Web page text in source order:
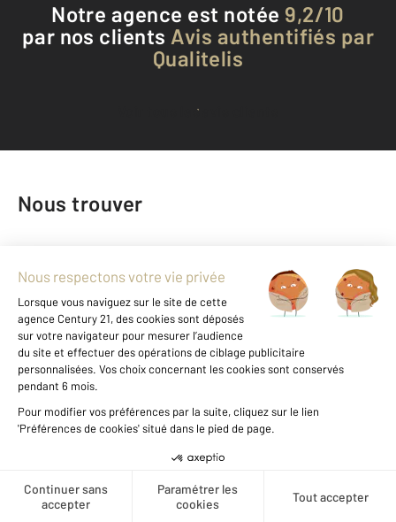
Créer une alerte
Notre agence est notée 9,2/10
par nos clients Avis authentifiés par
Qualitelis
Voir tous les avis clients
Nous trouver